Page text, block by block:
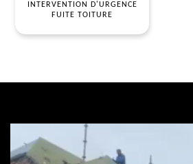
INTERVENTION D'URGENCE
FUITE TOITURE